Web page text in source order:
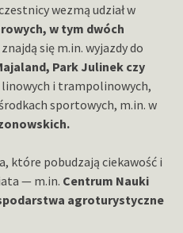
wezmą udział w
w tym dwóch
się m.in. wyjazdy do
Park Julinek czy
i trampolinowych,
sportowych, m.in. w
które pobudzają ciekawość i
— m.in. Centrum Nauki
agroturystyczne